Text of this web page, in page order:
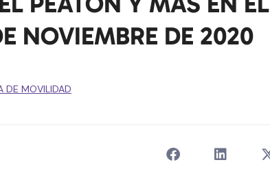
NOVIEMBRE DE 2020
DE MOVILIDAD